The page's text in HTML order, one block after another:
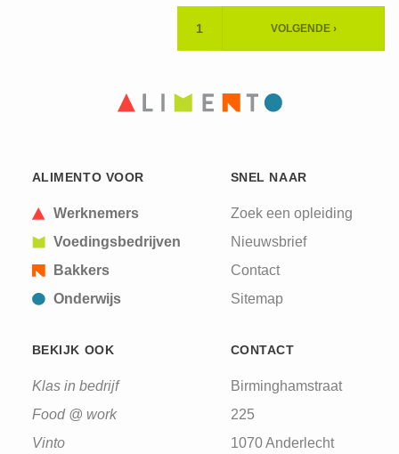
HUIDIGE
1 VOLGENDE ›
ALIMENTO VOOR
Werknemers
Voedingsbedrijven
Bakkers
Onderwijs
SNEL NAAR
Zoek een opleiding
Nieuwsbrief
Contact
Sitemap
BEKIJK OOK
Klas in bedrijf
Food @ work
Vinto
CONTACT
Birminghamstraat
225
1070 Anderlecht